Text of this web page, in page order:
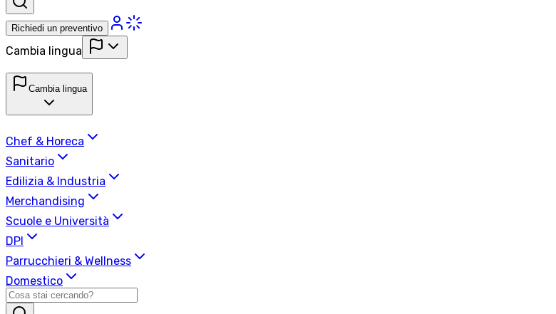
Richiedi un preventivo
Cambia lingua
Cambia lingua
Chef & Horeca
Sanitario
Edilizia & Industria
Merchandising
Scuole e Università
DPI
Parrucchieri & Wellness
Domestico